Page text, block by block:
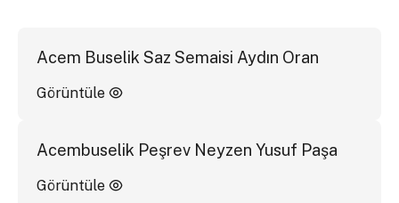
Acem Buselik Saz Semaisi Aydın Oran
Görüntüle
Acembuselik Peşrev Neyzen Yusuf Paşa
Görüntüle